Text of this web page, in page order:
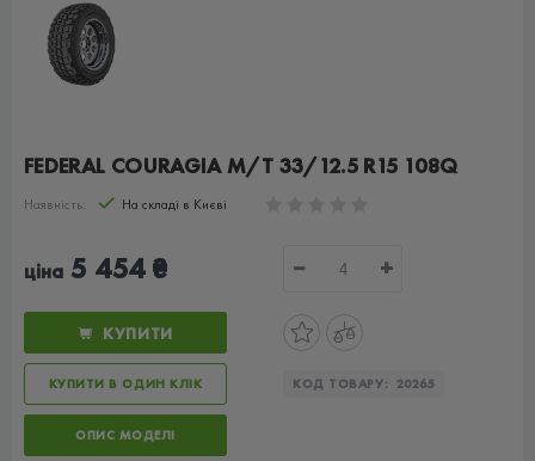
FEDERAL COURAGIA M/T 33/12.5 R15 108Q
Наявність: На складі в Києві
ціна 5 454 ₴ − +
КУПИТИ
КУПИТИ В ОДИН КЛІК КОД ТОВАРУ: 20265
ОПИС МОДЕЛІ